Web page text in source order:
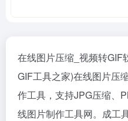
在线图片压缩_视频转GIF
GIF工具之家)在线图片压
作工具，支持JPG压缩、
线图片制作工具网。成工